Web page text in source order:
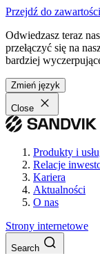
Przejdź do zawartości
Odwiedzasz teraz
przełączyć się na
bardziej
Zmień język
Close
Produkty i
Relacje
Kariera
Aktualności
O nas
Strony internetowe
Search